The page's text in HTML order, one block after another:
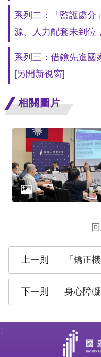
料
開
放
宣
告
無
障
礙
頁
宣
言
系列二：「監護處分
源、人力配套未到位
系列三：借鏡先進國
[另開新視窗]
相關圖片
「矯正機
身心障